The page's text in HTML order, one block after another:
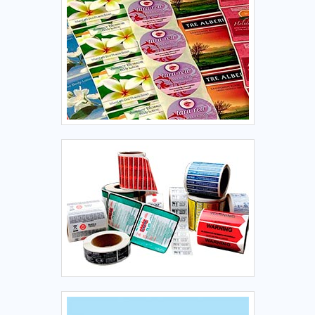
Adesivo resinado personalizadoCom know-how adquirido
em mais de 30 anos de experiência, investindo em produtos
e serviços que atendem as expectativas dos clientes,
atuando com fornecedores que prezam pela qualidade e
excelência em seus produtos e atentos às novas
tecnologias, a Corimpress é reconhecida pela excelente
qualidade de seus produtos, pela tecnologia de última
geração empregada e pela agilidade e confiabilidade